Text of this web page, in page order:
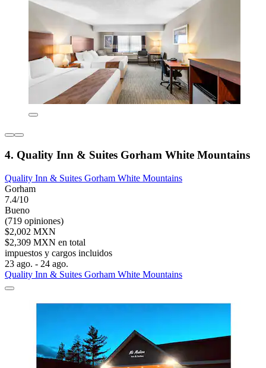
4. Quality Inn & Suites Gorham White Mountains
Quality Inn & Suites Gorham White Mountains
Gorham
7.4/10
Bueno
(719 opiniones)
$2,002 MXN
$2,309 MXN en total
impuestos y cargos incluidos
23 ago. - 24 ago.
Quality Inn & Suites Gorham White Mountains